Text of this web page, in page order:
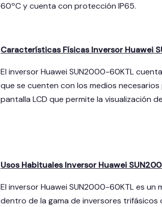
60ºC y cuenta con protección IP65.
Características Físicas Inversor Huawei
El inversor Huawei SUN2000-60KTL
que se cuenten con los medios
pantalla LCD que permite la visualización
Usos Habituales Inversor Huawei
El inversor Huawei SUN2000-60KTL es
dentro de la gama de inversores trifásicos